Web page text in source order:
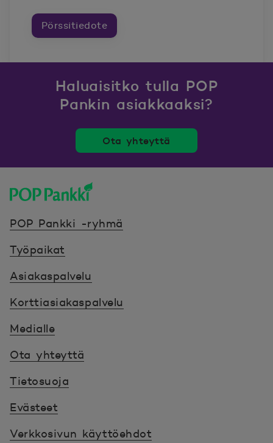
Pörssitiedote
Haluaisitko tulla POP
Pankin asiakkaaksi?
Ota yhteyttä
POP Pankki -ryhmä
Työpaikat
Asiakaspalvelu
Korttiasiakaspalvelu
Medialle
Ota yhteyttä
Tietosuoja
Evästeet
Verkkosivun käyttöehdot